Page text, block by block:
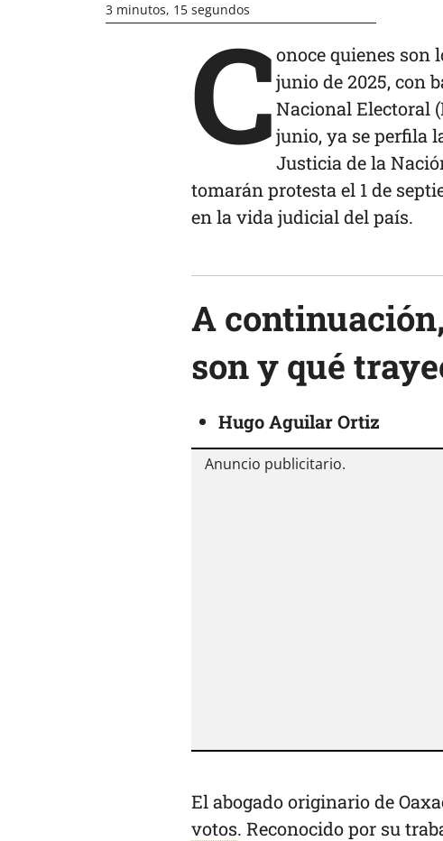
3 minutos, 15 segundos
Conoce quienes son
junio de 2025, con
Nacional Electoral
junio, ya se perfila
Justicia de la
tomarán protesta el 1 de
en la vida judicial del país.
A
son y qué
Hugo Aguilar Ortiz
El abogado originario de
votos. Reconocido por su